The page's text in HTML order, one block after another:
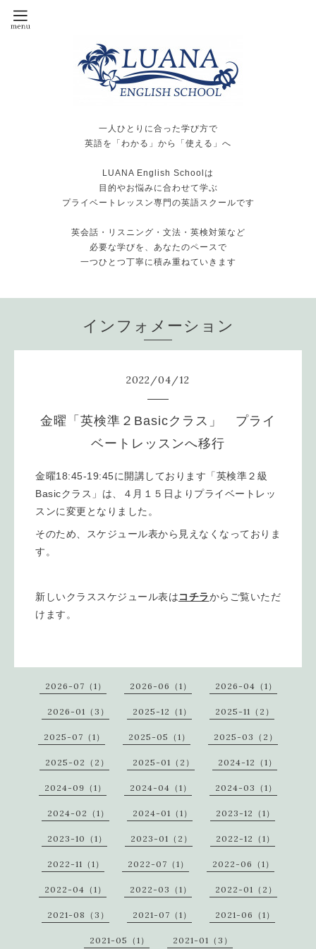
一人ひとりに合った学び方で
英語を「わかる」から「使える」へ
LUANA English Schoolは
目的やお悩みに合わせて学ぶ
プライベートレッスン専門の英語スクールです
英会話・リスニング・文法・英検対策など
必要な学びを、あなたのペースで
一つひとつ丁寧に積み重ねていきます
インフォメーション
2022/04/12
金曜「英検準２Basicクラス」 プライ
ベートレッスンへ移行
金曜18:45-19:45に開講しております「英検準２級
Basicクラス」は、４月１５日よりプライベートレッ
スンに変更となりました。
そのため、スケジュール表から見えなくなっておりま
す。
新しいクラススケジュール表はコチラからご覧いただ
けます。
2026-07（1） 2026-06（1） 2026-04（1）
2026-01（3） 2025-12（1） 2025-11（2）
2025-07（1） 2025-05（1） 2025-03（2）
2025-02（2） 2025-01（2） 2024-12（1）
2024-09（1） 2024-04（1） 2024-03（1）
2024-02（1） 2024-01（1） 2023-12（1）
2023-10（1） 2023-01（2） 2022-12（1）
2022-11（1） 2022-07（1） 2022-06（1）
2022-04（1） 2022-03（1） 2022-01（2）
2021-08（3） 2021-07（1） 2021-06（1）
2021-05（1） 2021-01（3）